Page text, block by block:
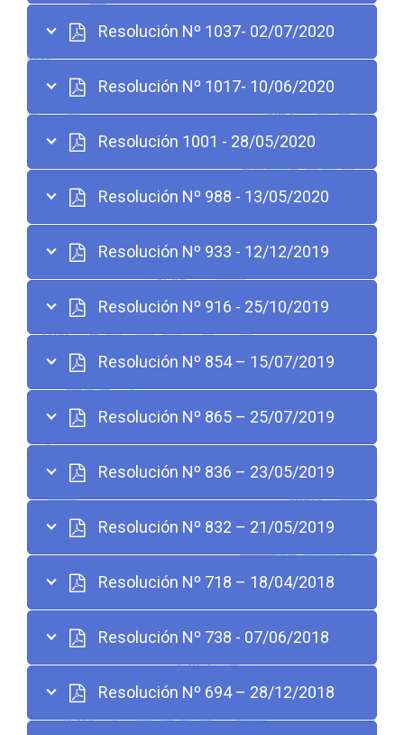
Resolución Nº 1037- 02/07/2020
Resolución Nº 1017- 10/06/2020
Resolución 1001 - 28/05/2020
Resolución Nº 988 - 13/05/2020
Resolución Nº 933 - 12/12/2019
Resolución Nº 916 - 25/10/2019
Resolución Nº 854 – 15/07/2019
Resolución Nº 865 – 25/07/2019
Resolución Nº 836 – 23/05/2019
Resolución Nº 832 – 21/05/2019
Resolución Nº 718 – 18/04/2018
Resolución Nº 738 - 07/06/2018
Resolución Nº 694 – 28/12/2018